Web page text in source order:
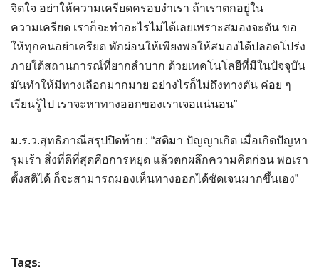
จิตใจ อย่าให้ความเครียดครอบงำเรา ถ้าเราตกอยู่ใน
ความเครียด เราก็จะทำอะไรไม่ได้เลยเพราะสมองจะตัน ขอ
ให้ทุกคนอย่าเครียด พักผ่อนให้เพียงพอให้สมองได้ปลอดโปร่ง
ภายใต้สถานการณ์ที่ยากลำบาก ด้วยเทคโนโลยีที่มีในปัจจุบัน
มันทำให้มีทางเลือกมากมาย อย่างไรก็ไม่ถึงทางตัน ค่อย ๆ
เรียนรู้ไป เราจะหาทางออกของเราเจอแน่นอน”
ม.ร.ว.สุทธิภาณีสรุปปิดท้าย : “สติมา ปัญญาเกิด เมื่อเกิดปัญหา
รุมเร้า สิ่งที่ดีที่สุดคือการหยุด แล้วตกผลึกความคิดก่อน พอเรา
ตั้งสติได้ ก็จะสามารถมองเห็นทางออกได้ชัดเจนมากขึ้นเอง”
Tags: